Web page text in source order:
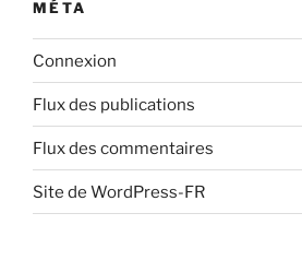
MÉTA
Connexion
Flux des publications
Flux des commentaires
Site de WordPress-FR